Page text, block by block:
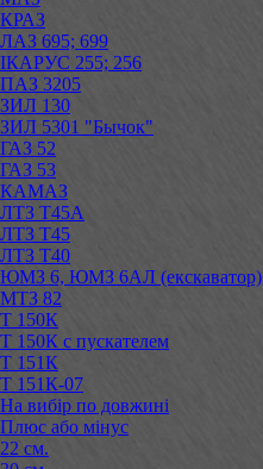
КРАЗ
ЛАЗ 695; 699
ІКАРУС 255; 256
ПАЗ 3205
ЗИЛ 130
ЗИЛ 5301 "Бычок"
ГАЗ 52
ГАЗ 53
КАМАЗ
ЛТЗ Т45А
ЛТЗ Т45
ЛТЗ Т40
ЮМЗ 6, ЮМЗ 6АЛ (екскаватор)
МТЗ 82
Т 150К
Т 150К с пускателем
Т 151К
Т 151К-07
На вибір по довжині
Плюс або мінус
22 см.